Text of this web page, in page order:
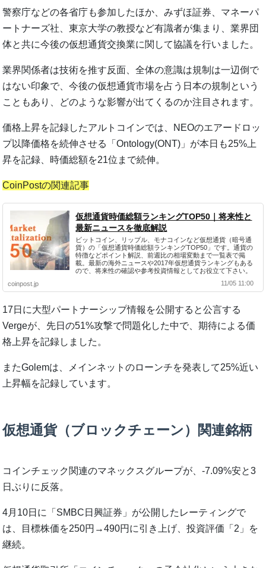
警察庁などの各省庁も参加したほか、みずほ証券、マネーパ
ートナーズ社、東京大学の教授など有識者が集まり、業界団
体と共に今後の仮想通貨交換業に関して協議を行いました。
業界関係者は技術を推す反面、全体の意識は規制は一辺倒で
はない印象で、今後の仮想通貨市場を占う日本の規制という
こともあり、どのような影響が出てくるのか注目されます。
価格上昇を記録したアルトコインでは、NEOのエアードロッ
プ以降価格を続伸させる「Ontology(ONT)」が本日も25%上
昇を記録、時価総額を21位まで続伸。
CoinPostの関連記事
仮想通貨時価総額ランキングTOP50｜将来性と
最新ニュースを徹底解説
ビットコイン、リップル、モナコインなど仮想通貨（暗号通
貨）の「仮想通貨時価総額ランキングTOP50」です。通貨の
特徴などポイント解説、前週比の相場変動まで一覧表で掲
載。最新の海外ニュースや2017年仮想通貨ランキングもある
ので、将来性の確認や参考投資情報としてお役立て下さい。
coinpost.jp
11/05 11:00
17日に大型パートナーシップ情報を公開すると公言する
Vergeが、先日の51%攻撃で問題化した中で、期待による価
格上昇を記録しました。
またGolemは、メインネットのローンチを発表して25%近い
上昇幅を記録しています。
仮想通貨（ブロックチェーン）関連銘柄
コインチェック関連のマネックスグループが、-7.09%安と3
日ぶりに反落。
4月10日に「SMBC日興証券」が公開したレーティングで
は、目標株価を250円→490円に引き上げ、投資評価「2」を
継続。